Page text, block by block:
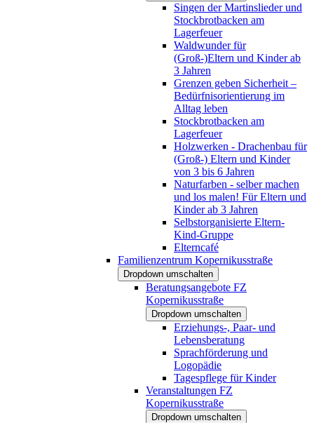
Singen der Martinslieder und
Stockbrotbacken am
Lagerfeuer
Waldwunder für
(Groß-)Eltern und Kinder ab
3 Jahren
Grenzen geben Sicherheit –
Bedürfnisorientierung im
Alltag leben
Stockbrotbacken am
Lagerfeuer
Holzwerken - Drachenbau für
(Groß-) Eltern und Kinder
von 3 bis 6 Jahren
Naturfarben - selber machen
und los malen! Für Eltern und
Kinder ab 3 Jahren
Selbstorganisierte Eltern-
Kind-Gruppe
Elterncafé
Familienzentrum Kopernikusstraße
Dropdown umschalten
Beratungsangebote FZ
Kopernikusstraße
Dropdown umschalten
Erziehungs-, Paar- und
Lebensberatung
Sprachförderung und
Logopädie
Tagespflege für Kinder
Veranstaltungen FZ
Kopernikusstraße
Dropdown umschalten